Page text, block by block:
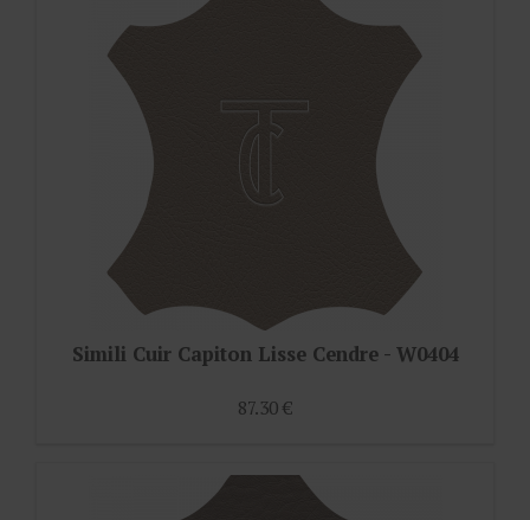
Simili Cuir Capiton Lisse Cendre - W0404
87.30 €